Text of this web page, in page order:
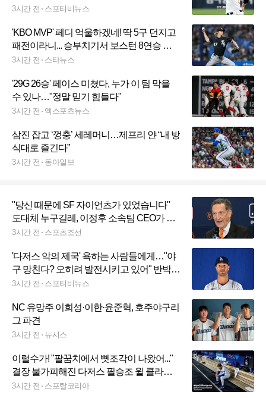
쉽지 않다
3시간 전 스포티비뉴스
'KBO MVP' 페디 억울하겠네! 딱 5구 던지고
패전이라니... 승부치기서 보스턴 8연승 희
생양됐다
3시간 전 스타뉴스
'29G 26승' 페이스 미쳤다, 누가 이 팀 막을
수 있나…"정말 믿기 힘들다"
3시간 전 엑스포츠뉴스
삼진 잡고 ‘껑충’ 세레머니…제프리 얀 “내 방
식대로 즐긴다”
3시간 전 동아일보
"당신 때문에 SF 자이언츠가 있었습니다"
도대체 누구길레, 이정후 소속팀 CEO가 찬
사 보냈나
3시간 전 스포츠조선
'다저스 악의 제국' 욕하는 사람들에게…"야
구 망친다? 오히려 발전시키고 있어" 반박
의견 나왔다
3시간 전 스포티비뉴스
NC 유망주 이희성·이한·윤준혁, 호주야구리
그 파견
3시간 전 뉴시스
이럴수가! "팔꿈치에서 뼛조각이 나왔어..."
결장 불가피해진 다저스 필승조 윌 클라
인...PS 아웃 가능성도 높아
3시간 전 스포탈코리아